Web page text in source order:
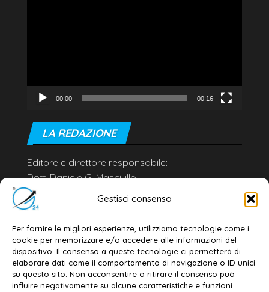
Gestisci consenso
Per fornire le migliori esperienze, utilizziamo tecnologie come i
cookie per memorizzare e/o accedere alle informazioni del
dispositivo. Il consenso a queste tecnologie ci permetterà di
elaborare dati come il comportamento di navigazione o ID unici
su questo sito. Non acconsentire o ritirare il consenso può
influire negativamente su alcune caratteristiche e funzioni.
00:00 00:16
LA REDAZIONE
Editore e direttore responsabile:
Dott. Daniele G. Masciullo
Email:
redazione@galatina24.it
Privacy policy–Cookie policy
© 2020-2026 | Galatina24 ®